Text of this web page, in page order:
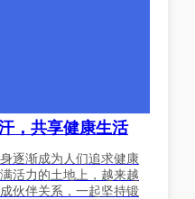
，共享健康生活
逐渐成为人们追求健康
活力的土地上，越来越
伙伴关系，一起坚持锻